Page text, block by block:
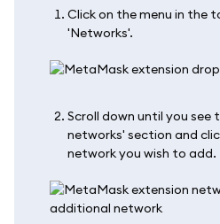
Click on the menu in the
'Networks'.
Scroll down until you see
networks' section and
network you wish to add.